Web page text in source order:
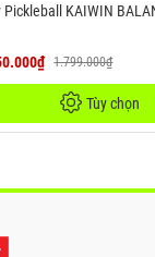
Pickleball KAIWIN
1.799.000₫
Tùy chọn